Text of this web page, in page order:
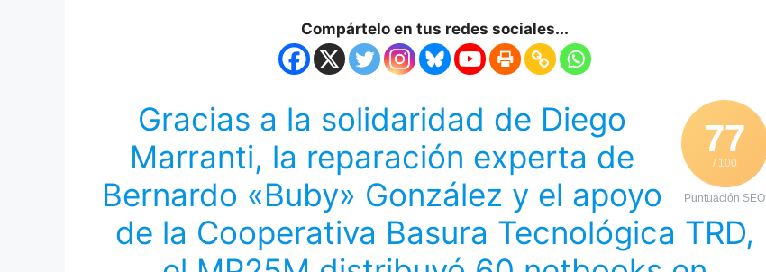
Compártelo en tus redes sociales...
77
/ 100
Puntuación SEO
Gracias a la solidaridad de Diego
Marranti, la reparación experta de
Bernardo «Buby» González y el apoyo
de la Cooperativa Basura Tecnológica TRD,